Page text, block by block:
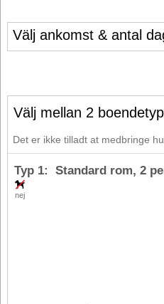
Välj ankomst & antal
Välj mellan 2
Det er ikke tilladt at medbringe
nej
Typ 1: Standard rom, 2